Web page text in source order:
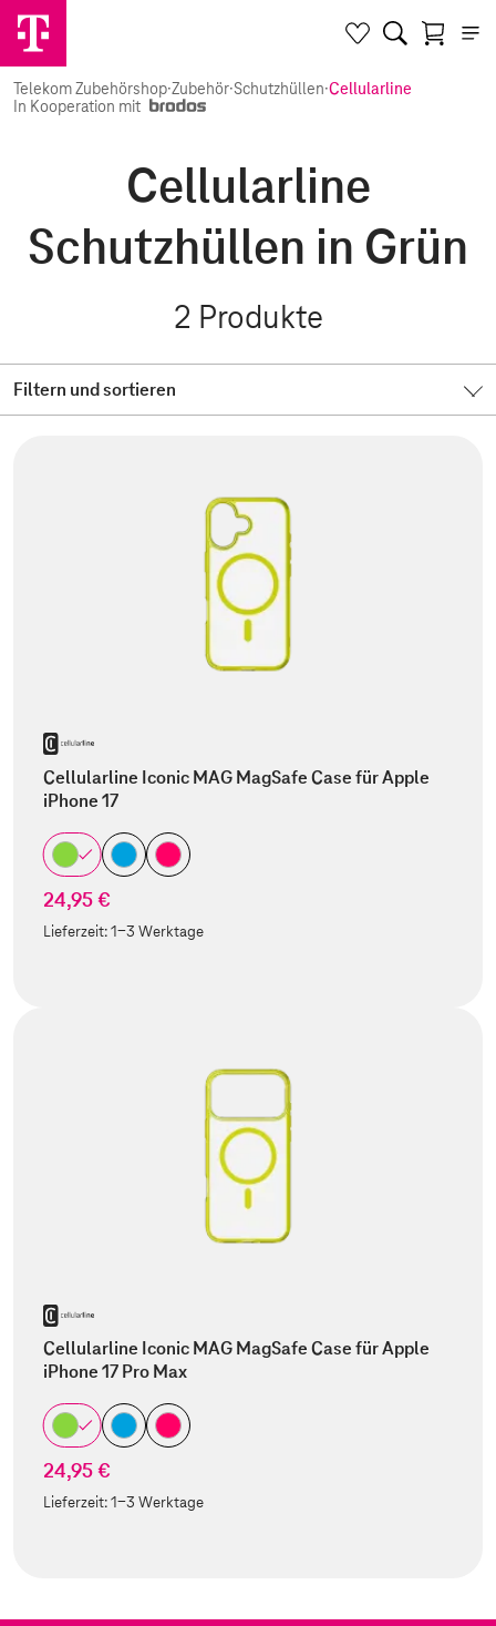
Telekom Zubehörshop·Zubehör·Schutzhüllen·Cellularline
In Kooperation mit
Cellularline
Schutzhüllen in Grün
2 Produkte
Filtern und sortieren
Cellularline Iconic MAG MagSafe Case für Apple
iPhone 17
24,95 €
Lieferzeit:1-3 Werktage
Cellularline Iconic MAG MagSafe Case für Apple
iPhone 17 Pro Max
24,95 €
Lieferzeit:1-3 Werktage